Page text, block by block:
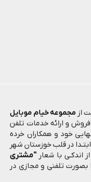
از مجموعه خیام موبایل
فروش و ارائه خدمات تلفن
خود و همکاران خرده
در قلب خوزستان شهر
اندکـی با شعار "مشتری
بصورت تلفنی و مجازی در